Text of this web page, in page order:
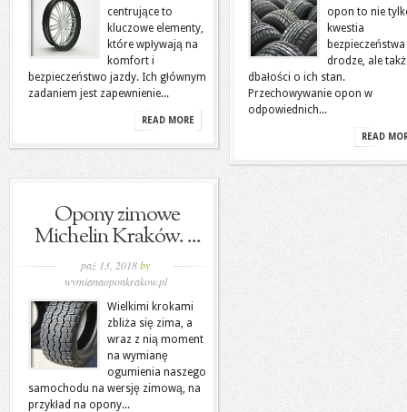
centrujące to
kluczowe elementy,
które wpływają na
komfort i
bezpieczeństwo jazdy. Ich głównym
zadaniem jest zapewnienie...
READ MORE
opon to nie
kwestia
drodze, ale
dbałości o ich stan.
Przechowywanie opon w
odpowiednich...
READ
Opony zimowe
Michelin Kraków. ...
paź 13, 2018by
wymianaoponkrakow.pl
Wielkimi krokami
zbliża się zima, a
wraz z nią moment
na wymianę
ogumienia naszego
samochodu na wersję zimową, na
przykład na opony...